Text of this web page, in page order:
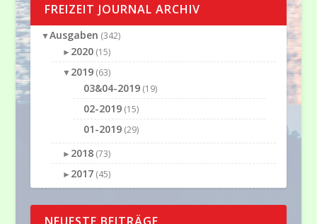
FREIZEIT JOURNAL ARCHIV
▼Ausgaben (342)
► 2020(15)
▼2019(63)
03&04-2019(19)
02-2019(15)
01-2019(29)
► 2018(73)
► 2017(45)